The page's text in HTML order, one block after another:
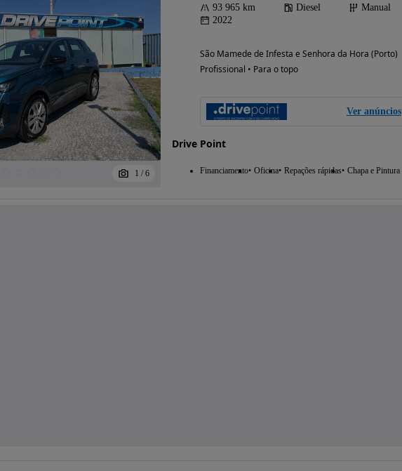
1 / 6
93 965 km Diesel
Manual
2022
São Mamede de Infesta e Senhora da Hora (Porto)
Profissional • Para o topo
Ver anúncios
Drive Point
Financiamento Oficina Repações rápidas Chapa e Pintura